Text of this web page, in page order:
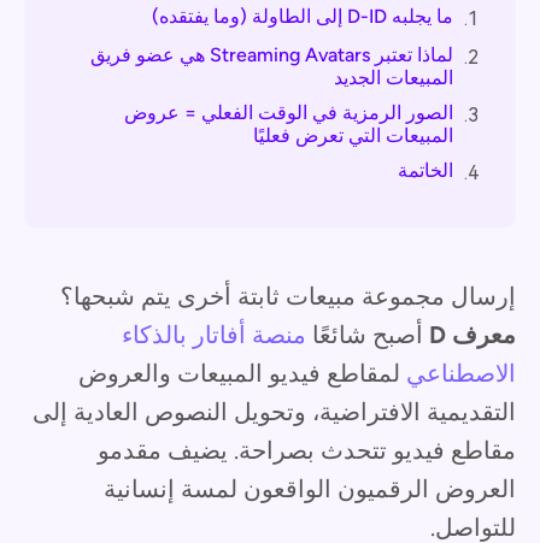
1.
ما يجلبه D-ID إلى الطاولة (وما يفتقده)
2.
لماذا تعتبر Streaming Avatars هي عضو فريق
المبيعات الجديد
3.
الصور الرمزية في الوقت الفعلي = عروض
المبيعات التي تعرض فعليًا
4.
الخاتمة
إرسال مجموعة مبيعات ثابتة أخرى يتم شبحها؟
معرف D
أصبح شائعًا منصة أفاتار بالذكاء
الاصطناعي لمقاطع فيديو المبيعات والعروض
التقديمية الافتراضية، وتحويل النصوص العادية إلى
مقاطع فيديو تتحدث بصراحة. يضيف مقدمو
العروض الرقميون الواقعون لمسة إنسانية
للتواصل.